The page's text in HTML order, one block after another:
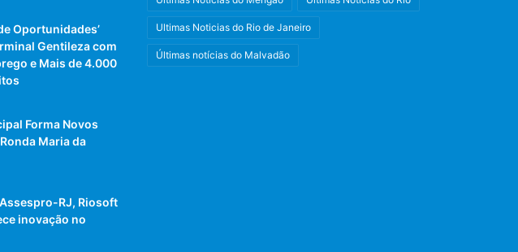
Oportunidades’
Gentileza com
e Mais de 4.000
Forma Novos
Maria da
RJ, Riosoft
inovação no
Ultimas Noticias do Rio de Janeiro
Últimas notícias do Malvadão